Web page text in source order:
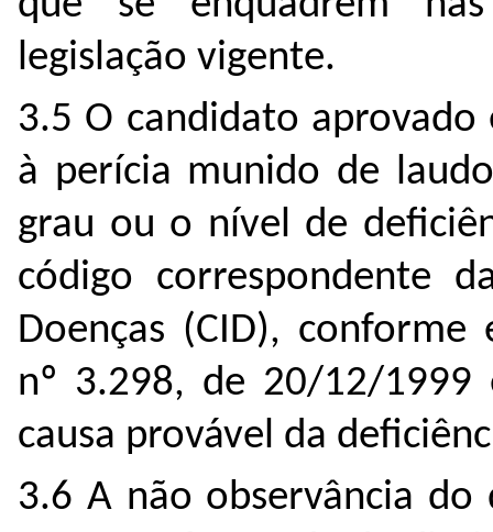
legislação vigente.
3.5 O candidato
à perícia munido de
grau ou o nível de
código correspondente
Doenças (CID), conforme
nº 3.298, de 20/12/1999
causa provável da
3.6 A não observância